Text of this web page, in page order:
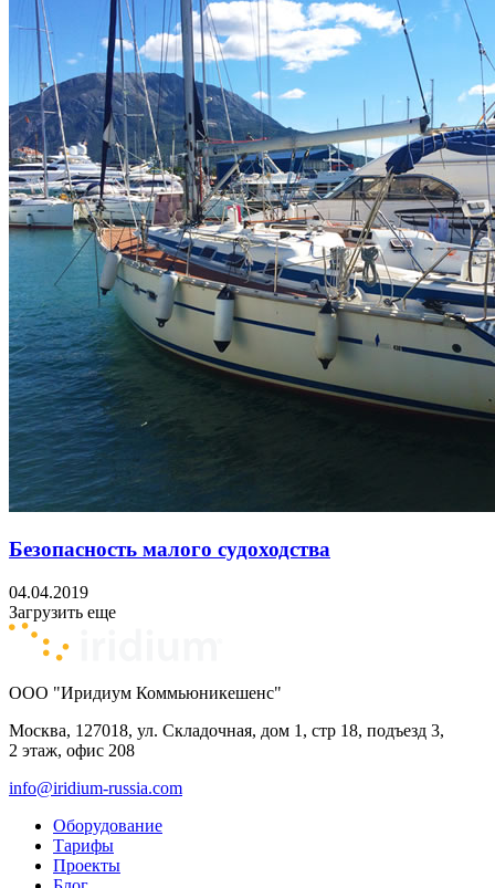
Безопасность малого судоходства
04.04.2019
Загрузить еще
ООО "Иридиум Коммьюникешенс"
Москва, 127018, ул. Складочная, дом 1, стр 18, подъезд 3,
2 этаж, офис 208
info@iridium-russia.com
Оборудование
Тарифы
Проекты